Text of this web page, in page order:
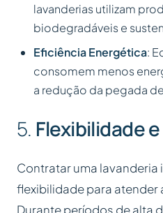
lavanderias utilizam
biodegradáveis e
Eficiência Energética:
consomem menos
a redução da pegada
5. Flexibilidade
Contratar uma
flexibilidade para atender
Durante períodos de alta